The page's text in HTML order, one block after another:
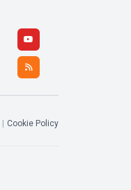
| Cookie Policy